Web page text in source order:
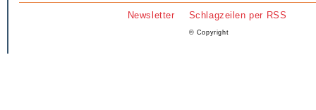
Newsletter Schlagzeilen per RSS
© Copyright